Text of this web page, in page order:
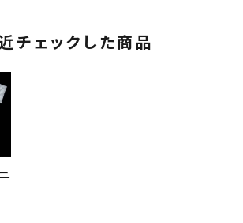
チェックした商品